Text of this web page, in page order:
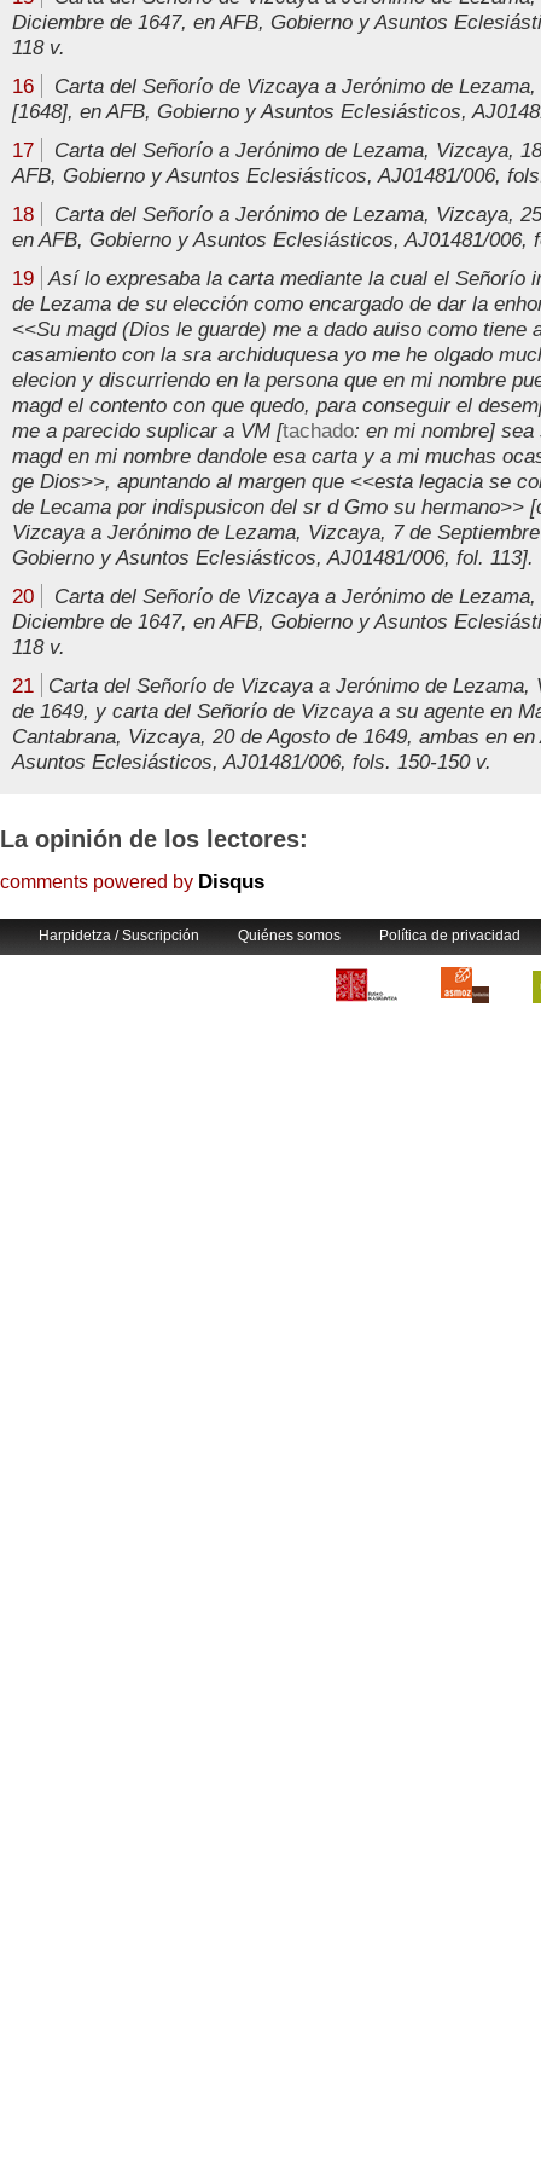
Diciembre de 1647, en AFB, Gobierno y Asuntos
118 v.
16
Carta del Señorío de Vizcaya a Jerónimo de
[1648], en AFB, Gobierno y Asuntos Eclesiásticos,
17
Carta del Señorío a Jerónimo de Lezama, Vizcaya,
AFB, Gobierno y Asuntos Eclesiásticos, AJ01481/006,
18
Carta del Señorío a Jerónimo de Lezama, Vizcaya,
en AFB, Gobierno y Asuntos Eclesiásticos, AJ01481/006,
19 Así lo expresaba la carta mediante la cual el Señorío
de Lezama de su elección como encargado de dar la
<<Su magd (Dios le guarde) me a dado auiso como tiene
casamiento con la sra archiduquesa yo me he olgado
elecion y discurriendo en la persona que en mi nombre
magd el contento con que quedo, para conseguir el
me a parecido suplicar a VM [tachado: en mi nombre]
magd en mi nombre dandole esa carta y a mi muchas
ge Dios>>, apuntando al margen que <<esta legacia se
de Lecama por indispusicon del sr d Gmo su hermano>>
Vizcaya a Jerónimo de Lezama, Vizcaya, 7 de
Gobierno y Asuntos Eclesiásticos, AJ01481/006, fol. 113].
20
Carta del Señorío de Vizcaya a Jerónimo de
Diciembre de 1647, en AFB, Gobierno y Asuntos
118 v.
21
Carta del Señorío de Vizcaya a Jerónimo de Lezama,
de 1649, y carta del Señorío de Vizcaya a su agente en
Cantabrana, Vizcaya, 20 de Agosto de 1649, ambas en
Asuntos Eclesiásticos, AJ01481/006, fols. 150-150 v.
La opinión de los lectores:
comments powered by Disqus
Harpidetza / Suscripción Quiénes somos Política de privacidad